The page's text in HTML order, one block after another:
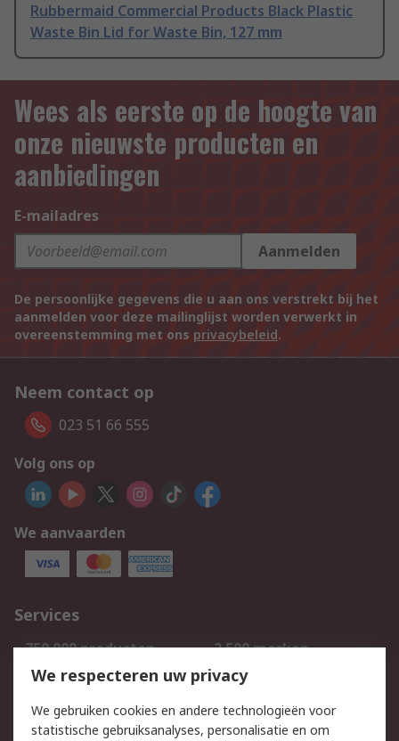
Rubbermaid Commercial Products Black Plastic
Waste Bin Lid for Waste Bin, 127 mm
Wees als eerste op de hoogte van
onze nieuwste producten en
aanbiedingen
E-mailadres
Aanmelden
De persoonlijke gegevens die u aan ons verstrekt bij het
aanmelden voor deze mailinglijst worden verwerkt in
overeenstemming met ons privacybeleid.
Neem contact op
023 51 66 555
Volg ons op
We aanvaarden
Services
750.000 producten
2.500 merken
Bestellen
Inkoopoplossingen
Track & Trace
We respecteren uw privacy
We gebruiken cookies en andere technologieën voor
statistische gebruiksanalyses, personalisatie en om